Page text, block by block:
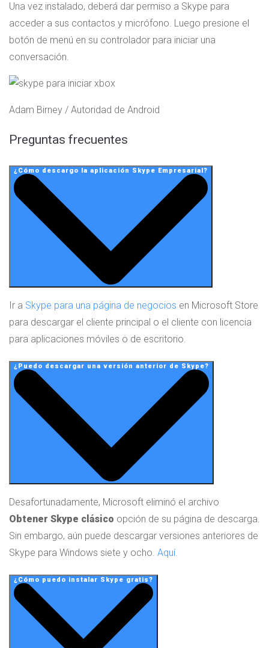
Una vez instalado, deberá dar permiso a Skype para
acceder a sus contactos y micrófono. Luego presione el
botón de menú en su controlador para iniciar una
conversación.
Adam Birney / Autoridad de Android
Preguntas frecuentes
¿Cómo descargo la aplicación Skype Empresarial?
Ir a Skype para una página de negocios en Microsoft Store
para descargar el cliente principal o el cliente con licencia
para aplicaciones móviles o de escritorio.
¿Puedo descargar una versión anterior de Skype?
Desafortunadamente, Microsoft eliminó el archivo
Obtener Skype clásico opción de su página de descarga.
Sin embargo, aún puede descargar versiones anteriores de
Skype para Windows siete y ocho. Aquí.
¿Cómo puedo instalar Skype gratis?